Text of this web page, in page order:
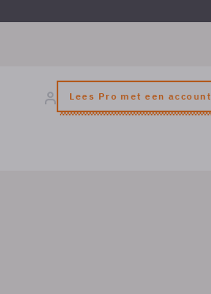
Lees Pro met een account